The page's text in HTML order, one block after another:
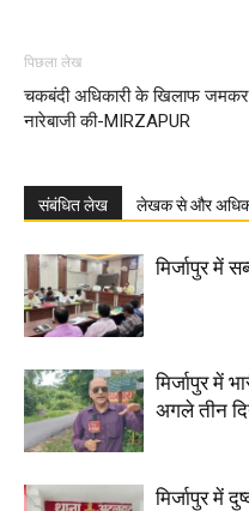
पिछला लेख
चकबंदी अधिकारी के खिलाफ जमकर
नारेबाजी की-MIRZAPUR
संबंधित लेख लेखक से और
मिर्जापुर में
मिर्जापुर में
अगले तीन
मिर्जापुर में